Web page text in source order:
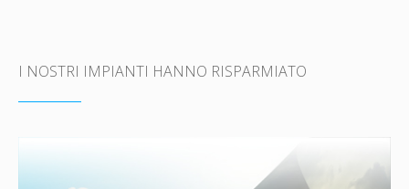
I NOSTRI IMPIANTI HANNO RISPARMIATO